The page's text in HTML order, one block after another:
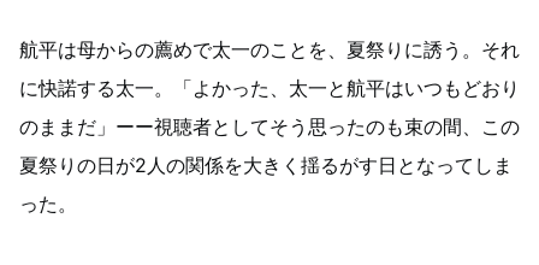
航平は母からの薦めで太一のことを、夏祭りに誘う。それ
に快諾する太一。「よかった、太一と航平はいつもどおり
のままだ」ーー視聴者としてそう思ったのも束の間、この
夏祭りの日が2人の関係を大きく揺るがす日となってしま
った。